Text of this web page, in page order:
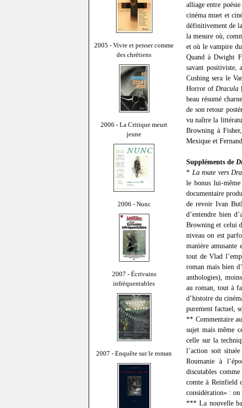
2005 - Vivre et penser comme
des chrétiens
2006 - La Critique meurt
jeune
2006 - Nunc
2007 - Écrivains
infréquentables
2007 - Enquête sur le roman
alliage entre
cinéma muet et
définitivement de
la mesure où,
et où le vampire
Quand à Dwight
savant positiviste,
Cushing sera le
Horror of Dracula
beau résumé
de son retour
vu naître la
Browning à
Mexique et
Suppléments de
* La route vers
le bonus lui-
documentaire
de revoir Ivan
d’entendre bien
Browning et celui
niveau on est
manière
tout de Vlad
roman mais bien
anthologies),
au roman, tout à
d’histoire du
purement factuel,
** Commentaire
sujet mais même
celle sur la
l’action soit
Roumanie à
discutables
comte à Reinfield
considération» :
*** La nouvelle